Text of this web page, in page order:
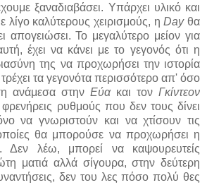
ξαναδιαβάσει. Υπάρχει υλικό και
λίγο καλύτερους χειρισμούς, ηDayθα
απογειώσει. Το μεγαλύτερο μείον για
έχει να κάνει με το γεγονός ότι η
της να προχωρήσει την ιστορία
τα γεγονότα περισσότερο απ' όσο
ανάμεσα στην Εύακαι τον Γκίντεον
ρυθμούς που δεν τους δίνει
να γνωριστούν και να χτίσουν τις
θα μπορούσε να προχωρήσει η
Δεν λέω, μπορεί να καψουρευτείς
ματιά αλλά σίγουρα, στην δεύτερη
δεν του λες πόσο πολύ θες